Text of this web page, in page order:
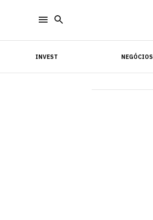
INVEST NEGÓCIOS
INVEST